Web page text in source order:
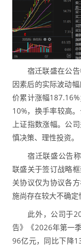
宿迁联盛在公告
因素后的实际波动
价累计涨幅
10%，换手率较高
上证指数涨幅。公
慎决策、理性投资。
宿迁联盛公告称
联盛关于签订战略
关协议仅为协议各
施尚存在较大不确定
此外，公司于
告》《2026年第一
96亿元，同比下降